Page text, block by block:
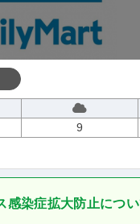
9
感染症拡大防止につ